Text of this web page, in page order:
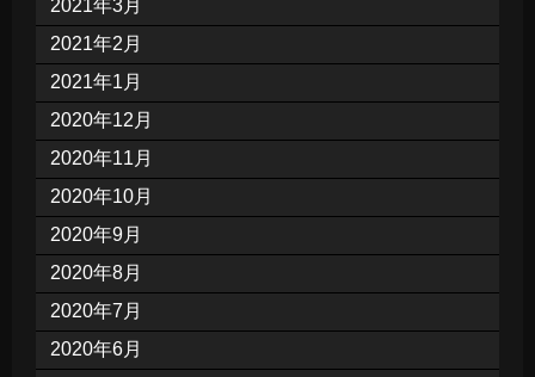
2021年3月
2021年2月
2021年1月
2020年12月
2020年11月
2020年10月
2020年9月
2020年8月
2020年7月
2020年6月